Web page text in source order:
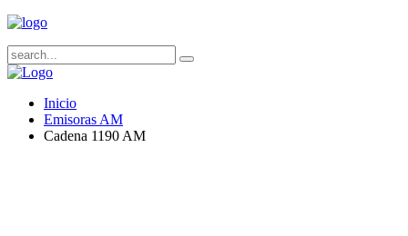
Inicio
Emisoras AM
Cadena 1190 AM